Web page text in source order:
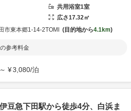
共用浴室1室
広さ17.32㎡
市東本郷1-14-2TOMI 目的地から4.1km
参考料金
～ ¥3,080/泊
豆急下田駅から徒歩4分、白浜ま